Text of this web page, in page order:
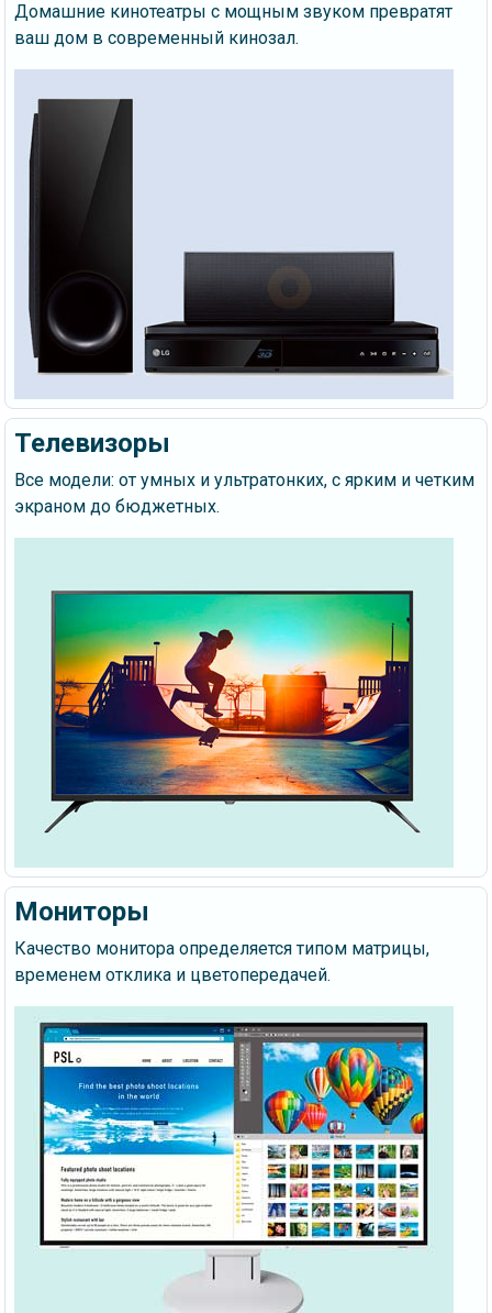
Домашние кинотеатры с мощным звуком превратят
ваш дом в современный кинозал.
Телевизоры
Все модели: от умных и ультратонких, с ярким и четким
экраном до бюджетных.
Мониторы
Качество монитора определяется типом матрицы,
временем отклика и цветопередачей.